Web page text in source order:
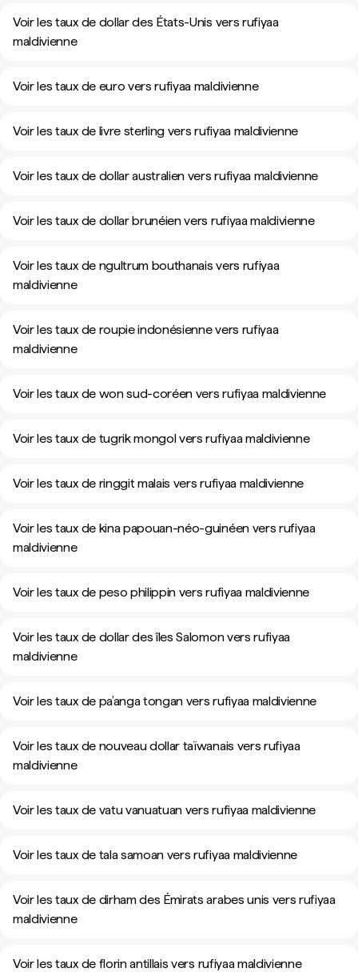
Voir les taux de dollar des États-Unis vers rufiyaa
maldivienne
Voir les taux de euro vers rufiyaa maldivienne
Voir les taux de livre sterling vers rufiyaa maldivienne
Voir les taux de dollar australien vers rufiyaa maldivienne
Voir les taux de dollar brunéien vers rufiyaa maldivienne
Voir les taux de ngultrum bouthanais vers rufiyaa
maldivienne
Voir les taux de roupie indonésienne vers rufiyaa
maldivienne
Voir les taux de won sud-coréen vers rufiyaa maldivienne
Voir les taux de tugrik mongol vers rufiyaa maldivienne
Voir les taux de ringgit malais vers rufiyaa maldivienne
Voir les taux de kina papouan-néo-guinéen vers rufiyaa
maldivienne
Voir les taux de peso philippin vers rufiyaa maldivienne
Voir les taux de dollar des îles Salomon vers rufiyaa
maldivienne
Voir les taux de pa’anga tongan vers rufiyaa maldivienne
Voir les taux de nouveau dollar taïwanais vers rufiyaa
maldivienne
Voir les taux de vatu vanuatuan vers rufiyaa maldivienne
Voir les taux de tala samoan vers rufiyaa maldivienne
Voir les taux de dirham des Émirats arabes unis vers rufiyaa
maldivienne
Voir les taux de florin antillais vers rufiyaa maldivienne